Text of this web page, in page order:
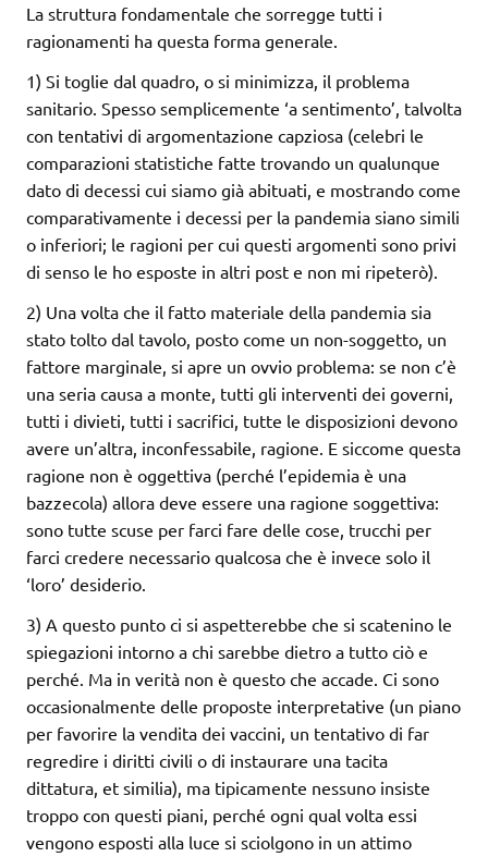
La struttura fondamentale che sorregge tutti i
ragionamenti ha questa forma generale.
1) Si toglie dal quadro, o si minimizza, il problema
sanitario. Spesso semplicemente ‘a sentimento’, talvolta
con tentativi di argomentazione capziosa (celebri le
comparazioni statistiche fatte trovando un qualunque
dato di decessi cui siamo già abituati, e mostrando come
comparativamente i decessi per la pandemia siano simili
o inferiori; le ragioni per cui questi argomenti sono privi
di senso le ho esposte in altri post e non mi ripeterò).
2) Una volta che il fatto materiale della pandemia sia
stato tolto dal tavolo, posto come un non-soggetto, un
fattore marginale, si apre un ovvio problema: se non c’è
una seria causa a monte, tutti gli interventi dei governi,
tutti i divieti, tutti i sacrifici, tutte le disposizioni devono
avere un’altra, inconfessabile, ragione. E siccome questa
ragione non è oggettiva (perché l’epidemia è una
bazzecola) allora deve essere una ragione soggettiva:
sono tutte scuse per farci fare delle cose, trucchi per
farci credere necessario qualcosa che è invece solo il
‘loro’ desiderio.
3) A questo punto ci si aspetterebbe che si scatenino le
spiegazioni intorno a chi sarebbe dietro a tutto ciò e
perché. Ma in verità non è questo che accade. Ci sono
occasionalmente delle proposte interpretative (un piano
per favorire la vendita dei vaccini, un tentativo di far
regredire i diritti civili o di instaurare una tacita
dittatura, et similia), ma tipicamente nessuno insiste
troppo con questi piani, perché ogni qual volta essi
vengono esposti alla luce si sciolgono in un attimo